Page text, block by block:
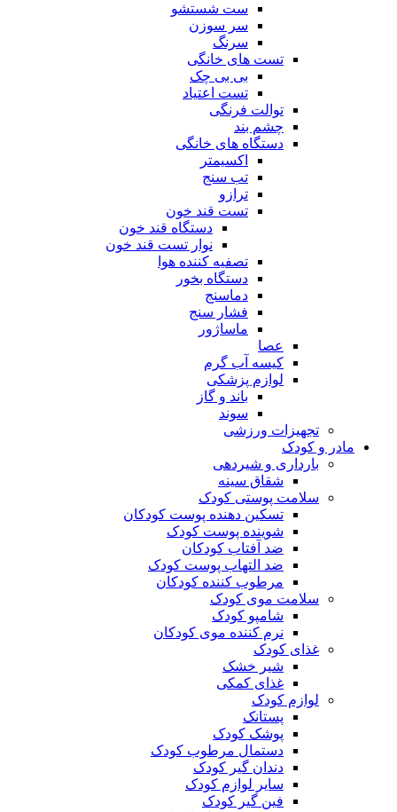
ست شستشو
سر سوزن
سرنگ
تست های خانگی
بی بی چک
تست اعتیاد
توالت فرنگی
چشم بند
دستگاه های خانگی
اکسیمتر
تب سنج
ترازو
تست قند خون
دستگاه قند خون
نوار تست قند خون
تصفیه کننده هوا
دستگاه بخور
دماسنج
فشار سنج
ماساژور
عصا
کیسه آب گرم
لوازم پزشکی
باند و گاز
سوند
تجهیزات ورزشی
مادر و کودک
بارداری و شیردهی
شقاق سینه
سلامت پوستی کودک
تسکین دهنده پوست کودکان
شوینده پوست کودک
ضد آفتاب کودکان
ضد التهاب پوست کودک
مرطوب کننده کودکان
سلامت موی کودک
شامپو کودک
نرم کننده موی کودکان
غذای کودک
شیر خشک
غذای کمکی
لوازم کودک
پستانک
پوشک کودک
دستمال مرطوب کودک
دندان گیر کودک
سایر لوازم کودک
فین گیر کودک